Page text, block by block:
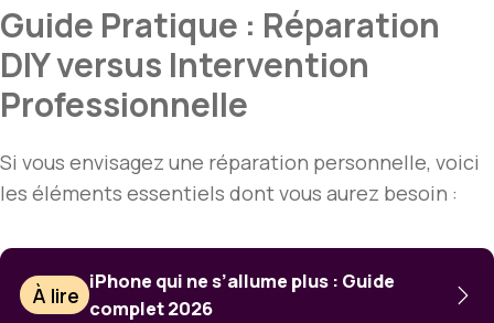
Guide Pratique : Réparation
DIY versus Intervention
Professionnelle
Si vous envisagez une réparation personnelle, voici
les éléments essentiels dont vous aurez besoin :
À lire
iPhone qui ne s’allume plus : Guide
complet 2026